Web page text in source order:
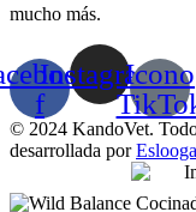
mucho más.
f
InstagramIcono
© 2024 KandoVet.
desarrollada por